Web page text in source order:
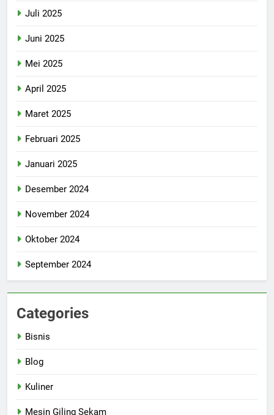
Juli 2025
Juni 2025
Mei 2025
April 2025
Maret 2025
Februari 2025
Januari 2025
Desember 2024
November 2024
Oktober 2024
September 2024
Categories
Bisnis
Blog
Kuliner
Mesin Giling Sekam